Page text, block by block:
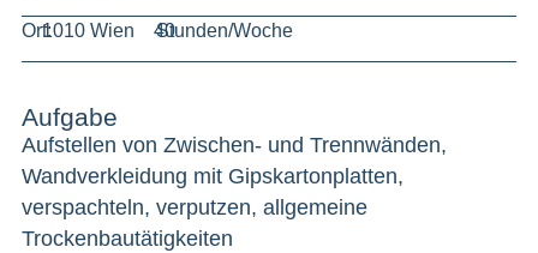
Ort:1010 Wien 40
Stunden/Woche
Aufgabe
Aufstellen von Zwischen- und Trennwänden,
Wandverkleidung mit Gipskartonplatten,
verspachteln, verputzen, allgemeine
Trockenbautätigkeiten